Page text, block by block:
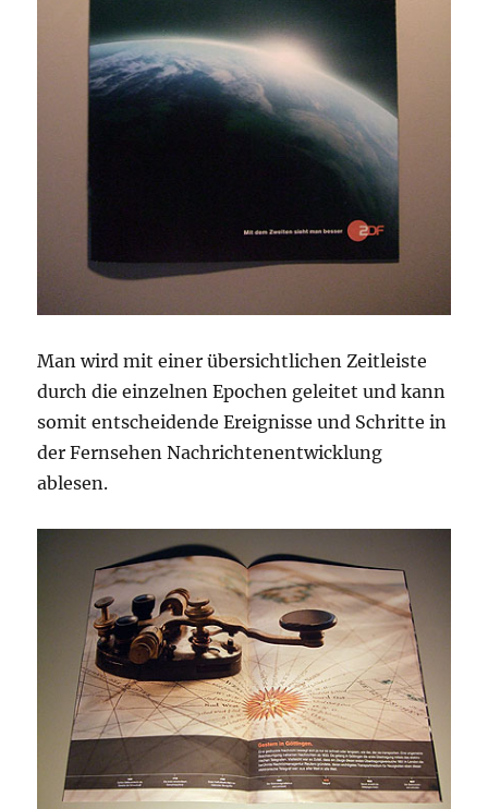
Man wird mit einer übersichtlichen Zeitleiste
durch die einzelnen Epochen geleitet und kann
somit entscheidende Ereignisse und Schritte in
der Fernsehen Nachrichtenentwicklung
ablesen.